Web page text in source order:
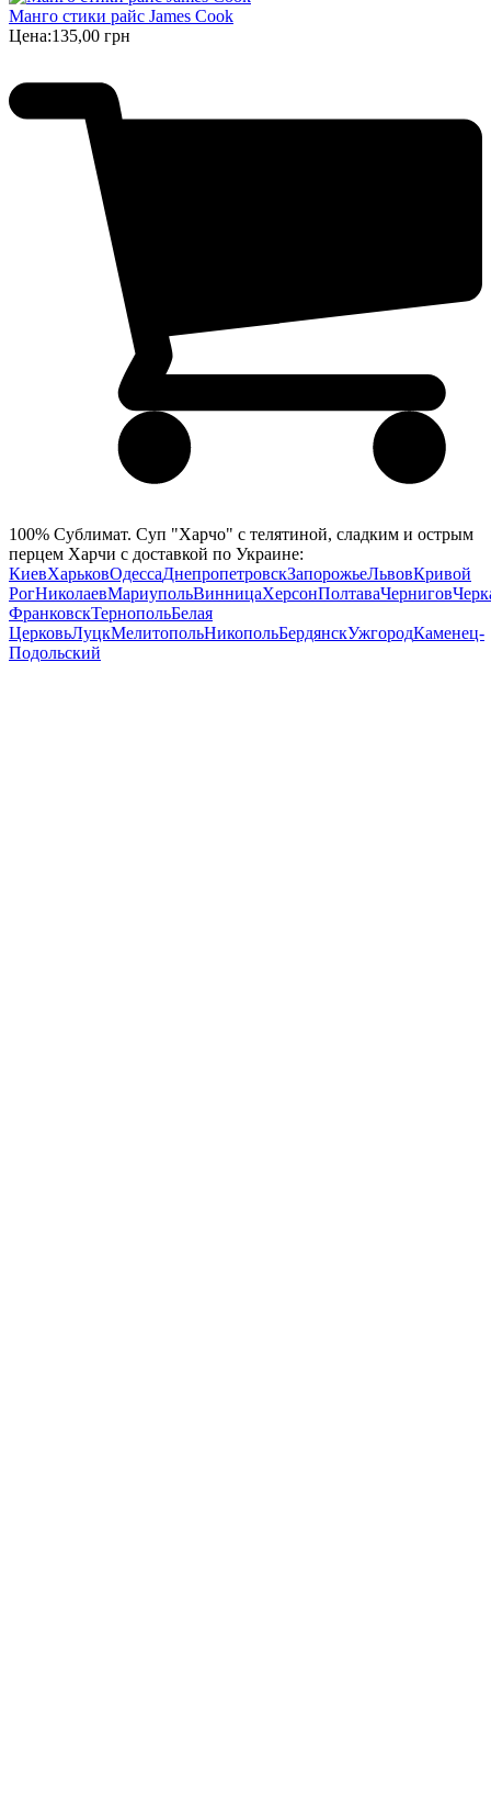
Манго стики райс James Cook
Цена:135,00 грн
100% Сублимат. Суп "Харчо" с телятиной, сладким и острым
перцем Харчи с доставкой по Украине:
КиевХарьковОдессаДнепропетровскЗапорожьеЛьвовКривой
РогНиколаевМариупольВинницаХерсонПолтаваЧернигов
ФранковскТернопольБелая
ЦерковьЛуцкМелитопольНикопольБердянскУжгородКаменец-
Подольский